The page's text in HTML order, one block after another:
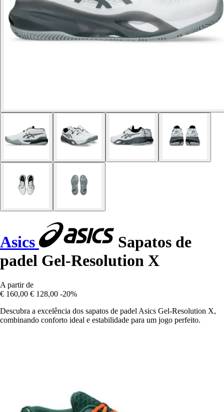
Asics
Sapatos de
padel Gel-Resolution X
A partir de
€ 160,00 € 128,00 -20%
Descubra a excelência dos sapatos de padel Asics Gel-Resolution X,
combinando conforto ideal e estabilidade para um jogo perfeito.